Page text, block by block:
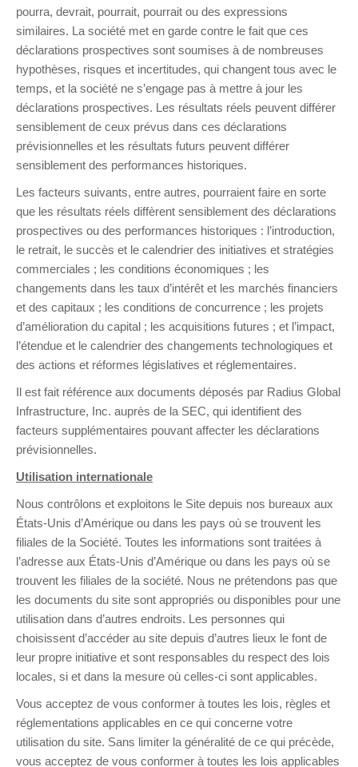
pourra, devrait, pourrait, pourrait ou des expressions
similaires. La société met en garde contre le fait que ces
déclarations prospectives sont soumises à de nombreuses
hypothèses, risques et incertitudes, qui changent tous avec le
temps, et la société ne s’engage pas à mettre à jour les
déclarations prospectives. Les résultats réels peuvent différer
sensiblement de ceux prévus dans ces déclarations
prévisionnelles et les résultats futurs peuvent différer
sensiblement des performances historiques.
Les facteurs suivants, entre autres, pourraient faire en sorte
que les résultats réels diffèrent sensiblement des déclarations
prospectives ou des performances historiques : l’introduction,
le retrait, le succès et le calendrier des initiatives et stratégies
commerciales ; les conditions économiques ; les
changements dans les taux d’intérêt et les marchés financiers
et des capitaux ; les conditions de concurrence ; les projets
d’amélioration du capital ; les acquisitions futures ; et l’impact,
l’étendue et le calendrier des changements technologiques et
des actions et réformes législatives et réglementaires.
Il est fait référence aux documents déposés par Radius Global
Infrastructure, Inc. auprès de la SEC, qui identifient des
facteurs supplémentaires pouvant affecter les déclarations
prévisionnelles.
Utilisation internationale
Nous contrôlons et exploitons le Site depuis nos bureaux aux
États-Unis d’Amérique ou dans les pays où se trouvent les
filiales de la Société. Toutes les informations sont traitées à
l’adresse aux États-Unis d’Amérique ou dans les pays où se
trouvent les filiales de la société. Nous ne prétendons pas que
les documents du site sont appropriés ou disponibles pour une
utilisation dans d’autres endroits. Les personnes qui
choisissent d’accéder au site depuis d’autres lieux le font de
leur propre initiative et sont responsables du respect des lois
locales, si et dans la mesure où celles-ci sont applicables.
Vous acceptez de vous conformer à toutes les lois, règles et
réglementations applicables en ce qui concerne votre
utilisation du site. Sans limiter la généralité de ce qui précède,
vous acceptez de vous conformer à toutes les lois applicables